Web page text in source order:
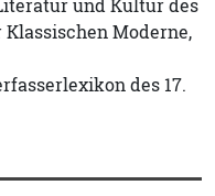
und Kultur des
Moderne,
des 17.